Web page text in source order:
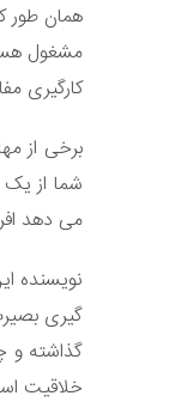
همان طور
مشغول
کارگیری
برخی از
شما از
می دهد
نویسنده
گیری
گذاشته و
خلاقیت